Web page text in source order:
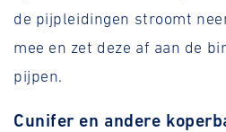
de pijpleidingen stroomt
mee en zet deze af aan de
pijpen.
Cunifer en andere